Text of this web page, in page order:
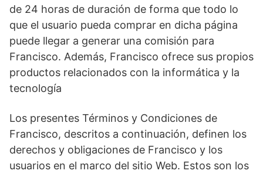
de 24 horas de duración de forma que todo lo
que el usuario pueda comprar en dicha página
puede llegar a generar una comisión para
Francisco. Además, Francisco ofrece sus propios
productos relacionados con la informática y la
tecnología
Los presentes Términos y Condiciones de
Francisco, descritos a continuación, definen los
derechos y obligaciones de Francisco y los
usuarios en el marco del sitio Web. Estos son los